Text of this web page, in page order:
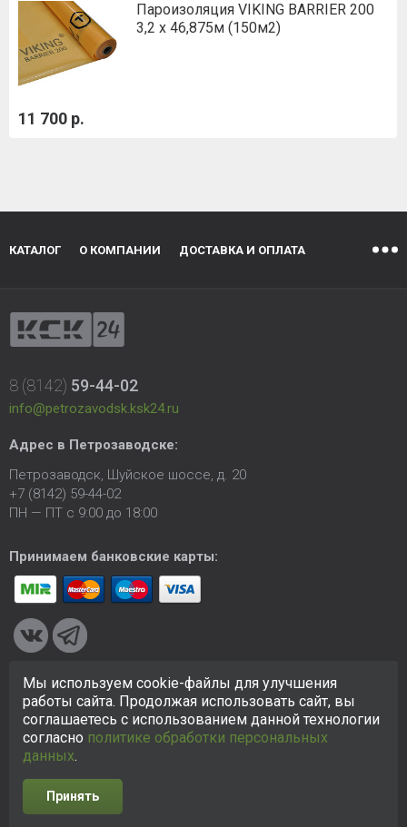
Пароизоляция VIKING BARRIER 200
3,2 х 46,875м (150м2)
11 700 р.
КАТАЛОГ О КОМПАНИИ ДОСТАВКА И ОПЛАТА
8 (8142) 59-44-02
info@petrozavodsk.ksk24.ru
Адрес в Петрозаводске:
Петрозаводск, Шуйское шоссе, д. 20
+7 (8142) 59-44-02
ПН — ПТ с 9:00 до 18:00
Принимаем банковские карты:
© 2005-2026 ООО «КСК». Сайтhttps://petrozavodsk.ksk24.ru
создан исключительно в информационных целях и любая
информация на сайте не является публичной офертой.
Политика в отношении персональных данных
Разработка сайта
Мы используем cookie-файлы для улучшения
работы сайта. Продолжая использовать сайт, вы
соглашаетесь с использованием данной технологии
согласно политике обработки персональных
данных.
Принять